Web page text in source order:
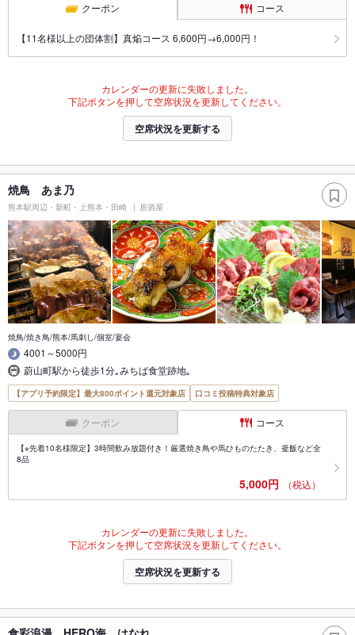
クーポン コース
【11名様以上の団体割】真焔コース 6,600円→6,000円！
カレンダーの更新に失敗しました。
下記ボタンを押して空席状況を更新してください。
空席状況を更新する
焼鳥 あま乃
熊本駅周辺・新町・上熊本・田崎 居酒屋
焼鳥/焼き鳥/熊本/馬刺し/個室/宴会
4001～5000円
蔚山町駅から徒歩1分｡みちば食堂跡地｡
【アプリ予約限定】最大800ポイント還元対象店 口コミ投稿特典対象店
クーポン コース
【※先着10名様限定】3時間飲み放題付き！厳選焼き鳥や馬ひものたたき、釜飯など全
8品
5,000円 （税込）
カレンダーの更新に失敗しました。
下記ボタンを押して空席状況を更新してください。
空席状況を更新する